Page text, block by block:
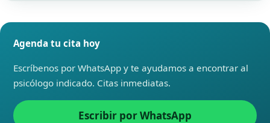
Agenda tu cita hoy
Escríbenos por WhatsApp y te ayudamos a encontrar al
psicólogo indicado. Citas inmediatas.
Escribir por WhatsApp